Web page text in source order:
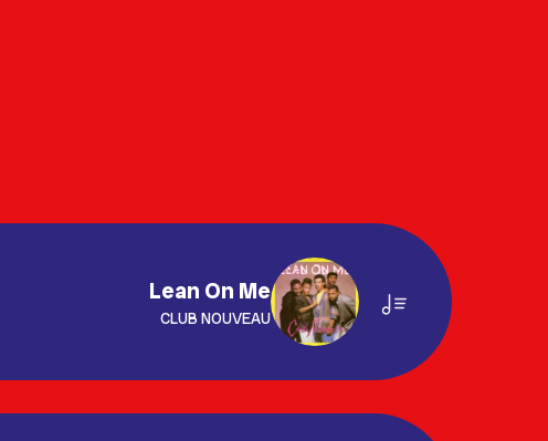
Lean On Me
CLUB NOUVEAU